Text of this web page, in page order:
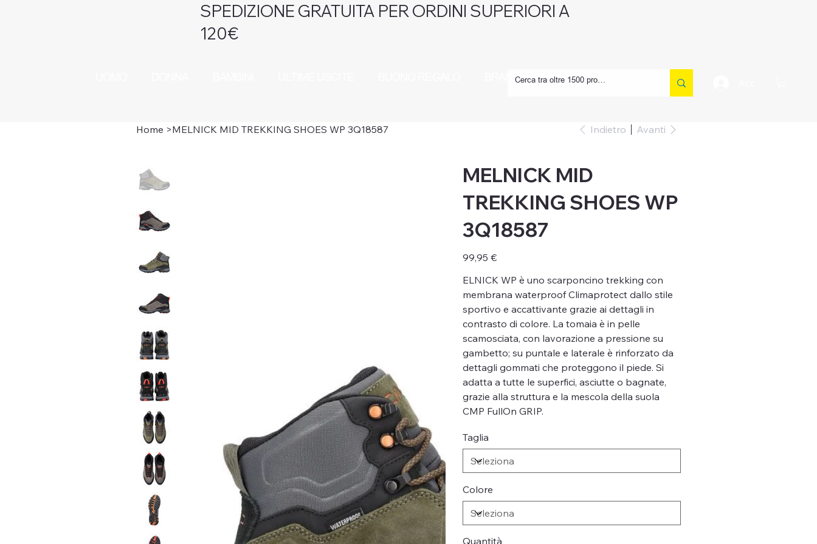
BRAND CONTATTI
SPEDIZIONE GRATUITA PER ORDINI SUPERIORI A
120€
Home >MELNICK MID TREKKING SHOES WP 3Q18587 Indietro Avanti
MELNICK MID
TREKKING SHOES WP
3Q18587
Prezzo
99,95 €
ELNICK WP è uno scarponcino trekking con
membrana waterproof Climaprotect dallo stile
sportivo e accattivante grazie ai dettagli in
contrasto di colore. La tomaia è in pelle
scamosciata, con lavorazione a pressione su
gambetto; su puntale e laterale è rinforzato da
dettagli gommati che proteggono il piede. Si
adatta a tutte le superfici, asciutte o bagnate,
grazie alla struttura e la mescola della suola
CMP FullOn GRIP.
Taglia
Colore
Quantità